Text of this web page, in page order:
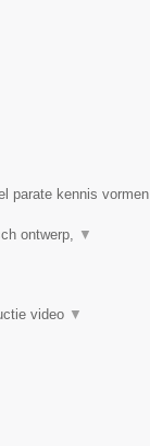
parate kennis vormen
ontwerp, ▼
video ▼